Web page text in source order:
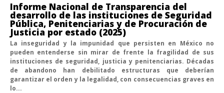
Informe Nacional de Transparencia del
desarrollo de las instituciones de Seguridad
Pública, Penitenciarias y de Procuración de
Justicia por estado (2025)
La inseguridad y la impunidad que persisten en México no
pueden entenderse sin mirar de frente la fragilidad de sus
instituciones de seguridad, justicia y penitenciarias. Décadas
de abandono han debilitado estructuras que deberían
garantizar el orden y la legalidad, con consecuencias graves en
lo...